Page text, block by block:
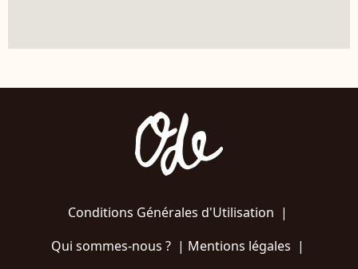
Conditions Générales d'Utilisation |
Qui sommes-nous ?| Mentions légales |